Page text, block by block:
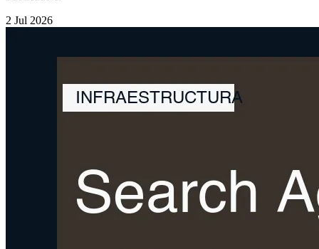
2 Jul 2026